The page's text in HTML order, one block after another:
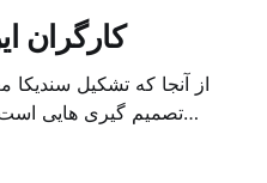
کارگران
از آنجا که تشکیل سندیکا
تصمیم گیری هایی
فراز و نشیبی داشته